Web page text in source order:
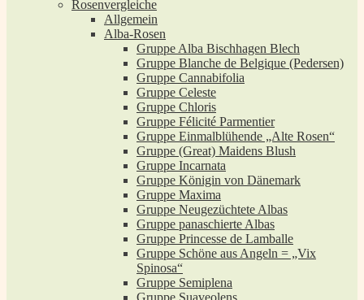
Rosenvergleiche
Allgemein
Alba-Rosen
Gruppe Alba Bischhagen Blech
Gruppe Blanche de Belgique (Pedersen)
Gruppe Cannabifolia
Gruppe Celeste
Gruppe Chloris
Gruppe Félicité Parmentier
Gruppe Einmalblühende „Alte Rosen“
Gruppe (Great) Maidens Blush
Gruppe Incarnata
Gruppe Königin von Dänemark
Gruppe Maxima
Gruppe Neugezüchtete Albas
Gruppe panaschierte Albas
Gruppe Princesse de Lamballe
Gruppe Schöne aus Angeln = „Vix
Spinosa“
Gruppe Semiplena
Gruppe Suaveolens